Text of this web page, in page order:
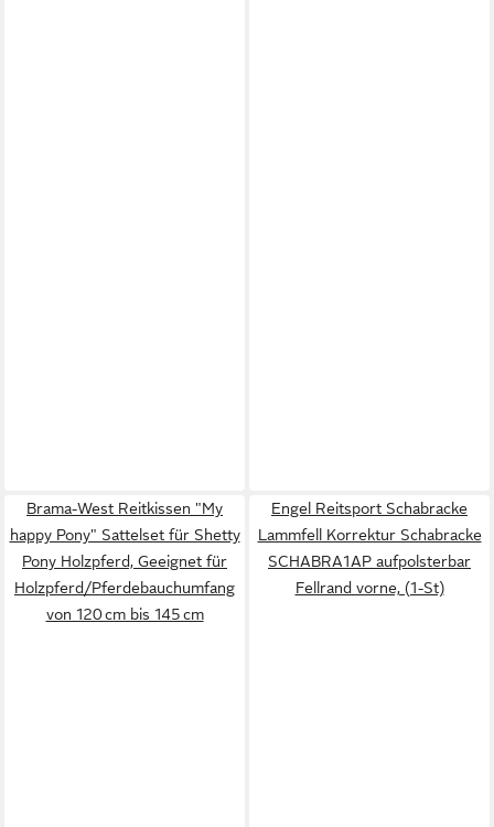
Brama-West Reitkissen "My
happy Pony" Sattelset für Shetty
Pony Holzpferd, Geeignet für
Holzpferd/Pferdebauchumfang
von 120 cm bis 145 cm
Engel Reitsport Schabracke
Lammfell Korrektur Schabracke
SCHABRA1AP aufpolsterbar
Fellrand vorne, (1-St)